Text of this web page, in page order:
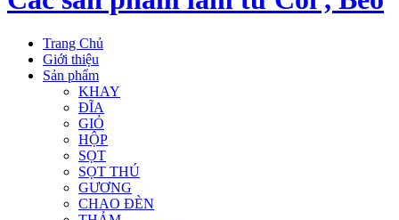
Trang Chủ
Giới thiệu
Sản phẩm
KHAY
ĐĨA
GIỎ
HỘP
SỌT
SỌT THÚ
GƯƠNG
CHAO ĐÈN